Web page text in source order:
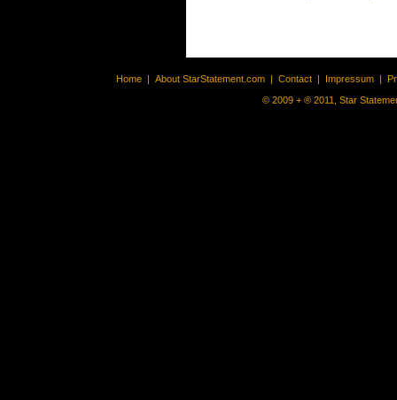
Home | About StarStatement.com | Contact | Impressum |
© 2009 + ® 2011, Star